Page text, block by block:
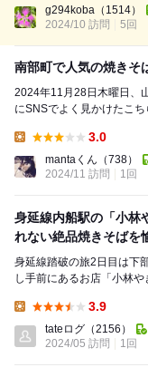
ら寄り道をしないで南部町
g294koba （1514）
2024/10 訪問
5回
南部町で人気の焼きそ
2024年11月28日木曜日、
にSNSでよく見かけたこ
3.0
mantaくん （738）
2024/11 訪問
1回
身延線内船駅の「小林
れない絶品焼きそばを
身延線踏破の旅2日目は下
し手前にあるお店「小林
3.9
tateログ （2156）
2024/05 訪問
1回